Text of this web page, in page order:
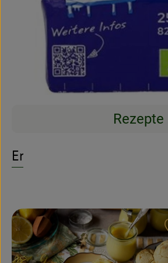
Rezepte
Entdecke passende Rezepte